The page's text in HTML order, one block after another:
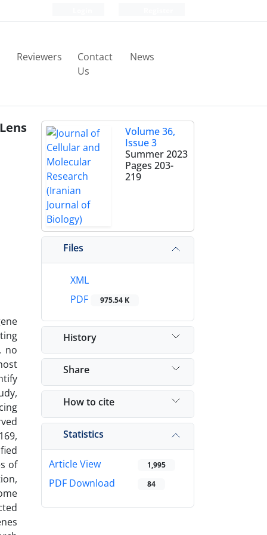
Reviewers
Contact
Us
News
no
of
Volume 36,
Issue 3
Summer 2023
Pages 203-
219
Files
XML
PDF
975.54 K
History
Share
How to cite
Statistics
Article View 1,995
PDF Download 84